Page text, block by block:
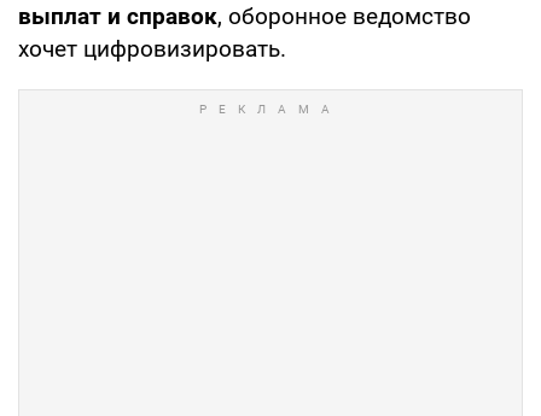
выплат и справок, оборонное ведомство
хочет цифровизировать.